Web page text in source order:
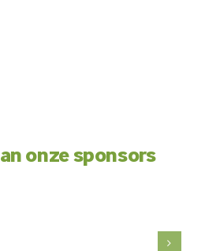
onze sponsors